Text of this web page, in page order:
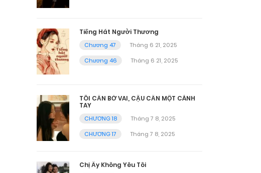
Tiếng Hát Người Thương
Chương 47
Tháng 6 21, 2025
Chương 46
Tháng 6 21, 2025
TÔI CẦN BỜ VAI, CẬU CẦN MỘT CÁNH
TAY
CHƯƠNG 18
Tháng 7 8, 2025
CHƯƠNG 17
Tháng 7 8, 2025
Chị Ấy Không Yêu Tôi